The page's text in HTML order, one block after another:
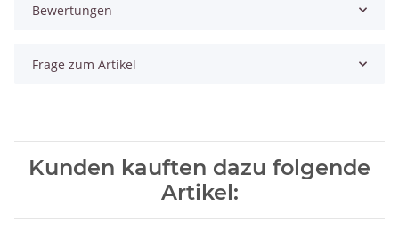
Bewertungen
Frage zum Artikel
Kunden kauften dazu folgende
Artikel: